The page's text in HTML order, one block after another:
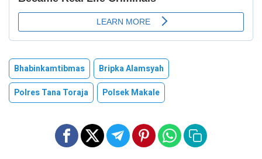
Bhabinkamtibmas
Bripka Alamsyah
Polres Tana Toraja
Polsek Makale